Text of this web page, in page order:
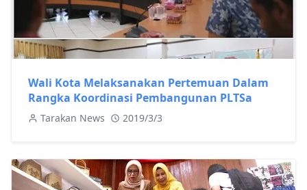
Wali Kota Melaksanakan Pertemuan Dalam
Rangka Koordinasi Pembangunan PLTSa
Tarakan News 2019/3/3